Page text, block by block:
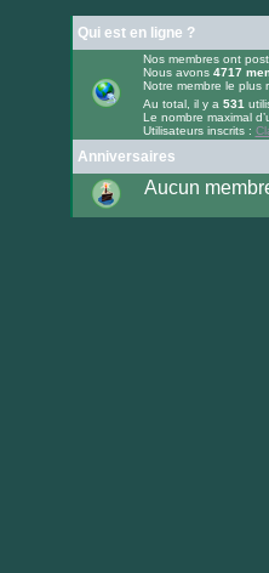
lu
Qui est en ligne ?
Nos membres ont
Nous avons 4717
Notre membre le plus
Au total, il y a 531
Le nombre maximal
Utilisateurs inscrits :
Anniversaires
Aucun